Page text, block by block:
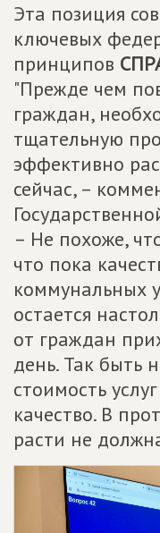
Эта позиция
ключевых
принципов
"Прежде чем
граждан,
тщательную
эффективно
сейчас, –
– Не похоже,
что пока
коммунальных
остается
от граждан
день. Так быть
стоимость
качество. В
расти не